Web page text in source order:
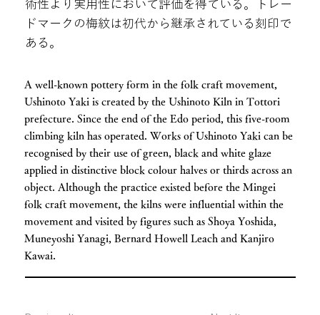
術性より実用性において評価を得ている。トレー
ドマークの梅紋は初代から継承されている刻印で
ある。
A well-known pottery form in the folk craft movement,
Ushinoto Yaki is created by the Ushinoto Kiln in Tottori
prefecture. Since the end of the Edo period, this five-room
climbing kiln has operated. Works of Ushinoto Yaki can be
recognised by their use of green, black and white glaze
applied in distinctive block colour halves or thirds across an
object. Although the practice existed before the Mingei
folk craft movement, the kilns were influential within the
movement and visited by figures such as Shoya Yoshida,
Muneyoshi Yanagi, Bernard Howell Leach and Kanjiro
Kawai.